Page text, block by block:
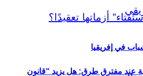
عند مفترق طرق: هل يزيد “قانون
في إفريقيا